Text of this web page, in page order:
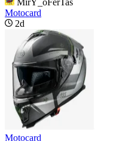
Motocard
2d
Motocard